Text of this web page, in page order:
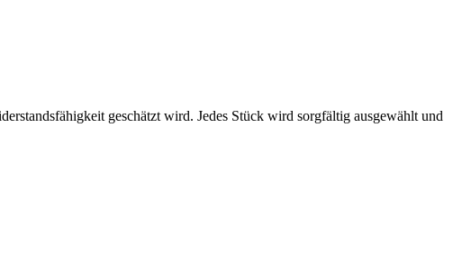
geschätzt wird. Jedes Stück wird sorgfältig ausgewählt und